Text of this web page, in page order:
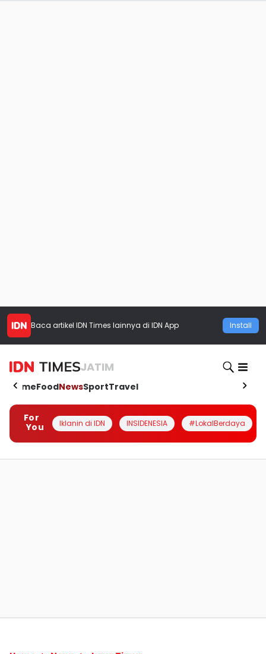
Baca artikel IDN Times lainnya di IDN App Install
JATIM
HomeFoodNewsSportTravel
For
You
Iklanin di IDN INSIDENESIA #LokalBerdaya